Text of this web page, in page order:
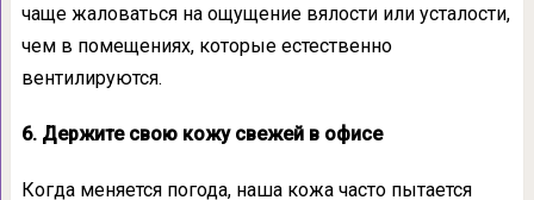
чаще жаловаться на ощущение вялости или усталости,
чем в помещениях, которые естественно
вентилируются.
6. Держите свою кожу свежей в офисе
Когда меняется погода, наша кожа часто пытается